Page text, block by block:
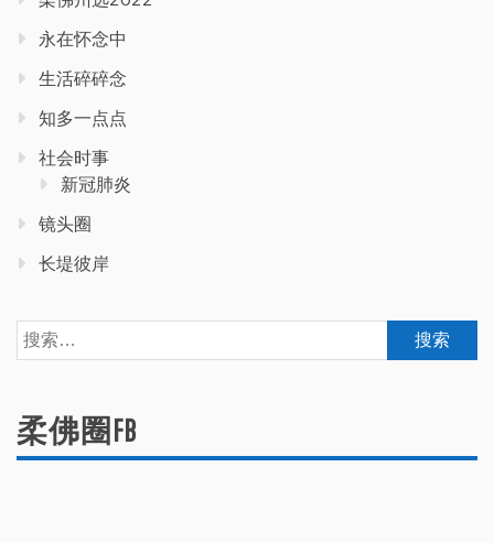
永在怀念中
生活碎碎念
知多一点点
社会时事
新冠肺炎
镜头圈
长堤彼岸
搜
索：
柔佛圈FB